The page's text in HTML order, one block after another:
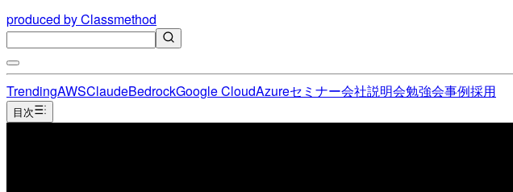
produced by Classmethod
TrendingAWSClaudeBedrockGoogle CloudAzureセミナー会社説明会勉強会事例採用
目次